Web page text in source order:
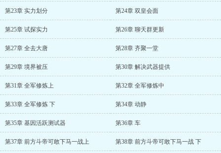
第23章 实力划分 第24章 双皇会面
第25章 试探实力 第26章 聊天群更新
第27章 全去大唐 第28章 齐聚一堂
第29章 境界被压 第30章 解决武器提供
第31章 全军修炼上 第32章 全军修炼中
第33章 全军修炼 下 第34章 动静
第35章 基因活跃测试器 第36章 车
第37章 前方斗帝可敢下马一战上 第38章 前方斗帝可敢下马一战 下